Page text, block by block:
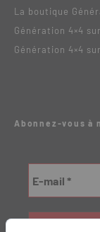
La boutique
Génération 4×4
Génération 4×4
Abonnez-vous